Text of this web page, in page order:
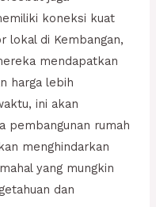
koneksi kuat
lokal di Kembangan,
mendapatkan
harga lebih
ini akan
pembangunan rumah
menghindarkan
yang mungkin
dan